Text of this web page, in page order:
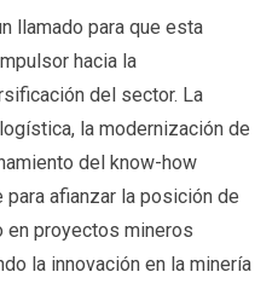
llamado para que esta
hacia la
del sector. La
la modernización de
del know-how
afianzar la posición de
proyectos mineros
la innovación en la minería